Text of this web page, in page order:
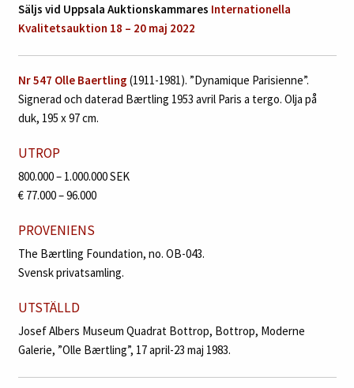
Säljs vid Uppsala Auktionskammares Internationella
Kvalitetsauktion 18 – 20 maj 2022
Nr 547 Olle Baertling (1911-1981). ”Dynamique Parisienne”.
Signerad och daterad Bærtling 1953 avril Paris a tergo. Olja på
duk, 195 x 97 cm.
UTROP
800.000 – 1.000.000 SEK
€ 77.000 – 96.000
PROVENIENS
The Bærtling Foundation, no. OB-043.
Svensk privatsamling.
UTSTÄLLD
Josef Albers Museum Quadrat Bottrop, Bottrop, Moderne
Galerie, ”Olle Bærtling”, 17 april-23 maj 1983.